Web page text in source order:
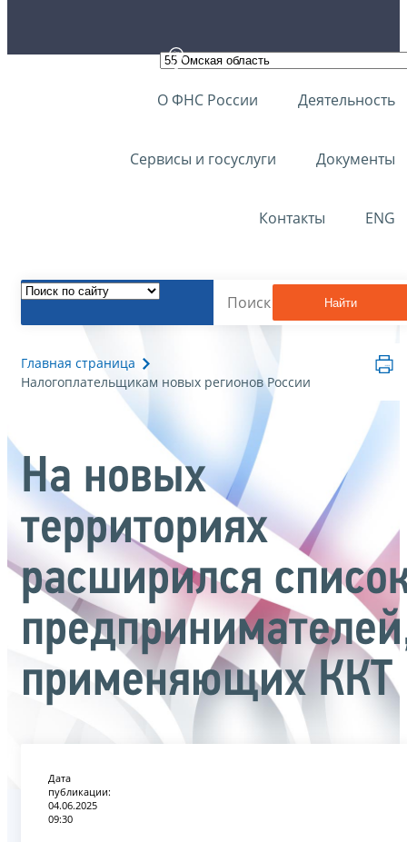
О ФНС России Деятельность
Сервисы и госуслуги Документы
Контакты ENG
Найти
Главная страница
Налогоплательщикам новых регионов России
На новых
территориях
расширился
применяющих ККТ
Дата
публикации:
04.06.2025
09:30